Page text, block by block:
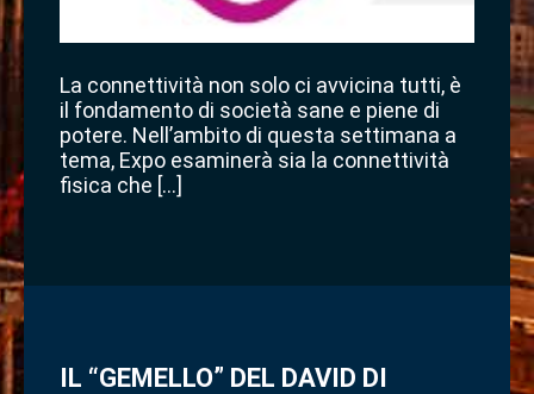
La connettività non solo ci avvicina tutti, è
il fondamento di società sane e piene di
potere. Nell’ambito di questa settimana a
tema, Expo esaminerà sia la connettività
fisica che […]
IL “GEMELLO” DEL DAVID DI